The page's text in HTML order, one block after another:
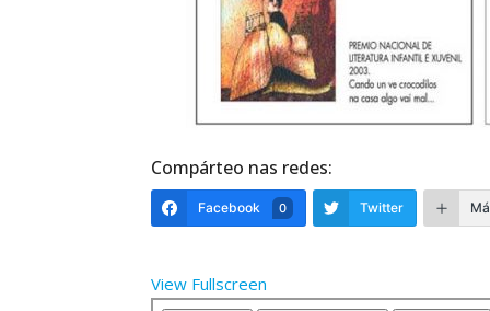
Compárteo nas redes:
Facebook 0 Twitter
View Fullscreen